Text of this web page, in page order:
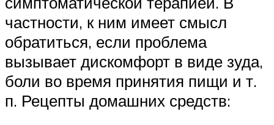
частности, к ним имеет смысл
обратиться, если проблема
вызывает дискомфорт в виде зуда,
боли во время принятия пищи и т.
п. Рецепты домашних средств: